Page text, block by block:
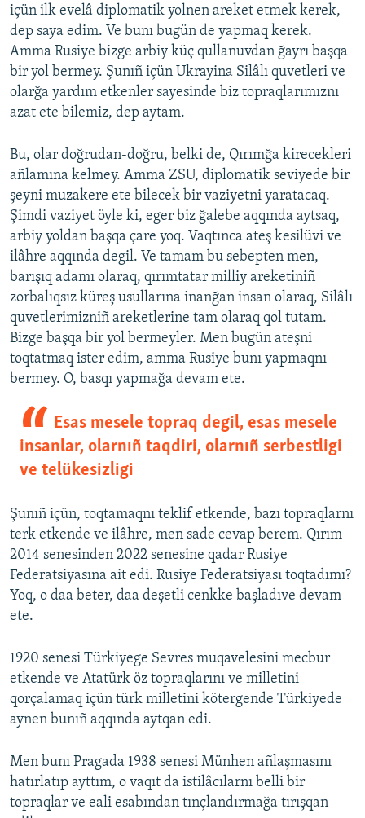
içün ilk evelâ diplomatik yolnen areket etmek kerek,
dep saya edim. Ve bunı bugün de yapmaq kerek.
Amma Rusiye bizge arbiy küç qullanuvdan ğayrı başqa
bir yol bermey. Şunıñ içün Ukrayina Silâlı quvetleri ve
olarğa yardım etkenler sayesinde biz topraqlarımıznı
azat ete bilemiz, dep aytam.
Bu, olar doğrudan-doğru, belki de, Qırımğa kirecekleri
añlamına kelmey. Amma ZSU, diplomatik seviyede bir
şeyni muzakere ete bilecek bir vaziyetni yaratacaq.
Şimdi vaziyet öyle ki, eger biz ğalebe aqqında aytsaq,
arbiy yoldan başqa çare yoq. Vaqtınca ateş kesilüvi ve
ilâhre aqqında degil. Ve tamam bu sebepten men,
barışıq adamı olaraq, qırımtatar milliy areketiniñ
zorbalıqsız küreş usullarına inanğan insan olaraq, Silâlı
quvetlerimizniñ areketlerine tam olaraq qol tutam.
Bizge başqa bir yol bermeyler. Men bugün ateşni
toqtatmaq ister edim, amma Rusiye bunı yapmaqnı
bermey. O, basqı yapmağa devam ete.
Esas mesele topraq degil, esas mesele
insanlar, olarnıñ taqdiri, olarnıñ serbestligi
ve telükesizligi
Şunıñ içün, toqtamaqnı teklif etkende, bazı topraqlarnı
terk etkende ve ilâhre, men sade cevap berem. Qırım
2014 senesinden 2022 senesine qadar Rusiye
Federatsiyasına ait edi. Rusiye Federatsiyası toqtadımı?
Yoq, o daa beter, daa deşetli cenkke başladıve devam
ete.
1920 senesi Türkiyege Sevres muqavelesini mecbur
etkende ve Atatürk öz topraqlarını ve milletini
qorçalamaq içün türk milletini kötergende Türkiyede
aynen bunıñ aqqında aytqan edi.
Men bunı Pragada 1938 senesi Münhen añlaşmasını
hatırlatıp ayttım, o vaqıt da istilâcılarnı belli bir
topraqlar ve eali esabından tınçlandırmağa tırışqan